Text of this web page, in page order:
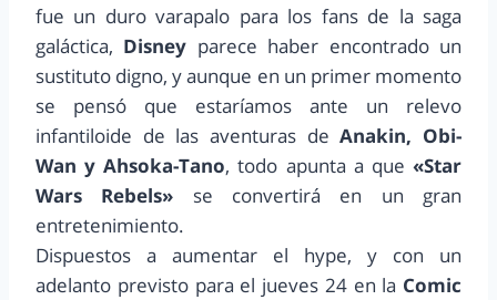
fue un duro varapalo para los fans de la saga
galáctica, Disney parece haber encontrado un
sustituto digno, y aunque en un primer momento
se pensó que estaríamos ante un relevo
infantiloide de las aventuras deAnakin, Obi-
Wan y Ahsoka-Tano, todo apunta a que «Star
Wars Rebels» se convertirá en un gran
entretenimiento.
Dispuestos a aumentar el hype, y con un
adelanto previsto para el jueves 24 en la Comic